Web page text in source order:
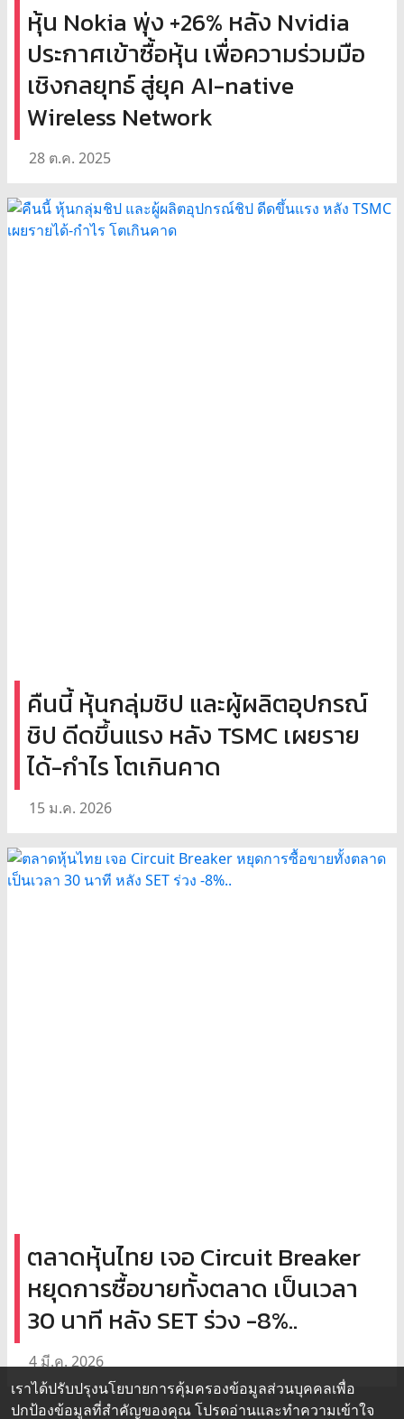
หุ้น Nokia พุ่ง +26% หลัง Nvidia
ประกาศเข้าซื้อหุ้น เพื่อความร่วมมือ
เชิงกลยุทธ์ สู่ยุค AI-native
Wireless Network
28 ต.ค. 2025
คืนนี้ หุ้นกลุ่มชิป และผู้ผลิตอุปกรณ์
ชิป ดีดขึ้นแรง หลัง TSMC เผยราย
ได้-กำไร โตเกินคาด
15 ม.ค. 2026
ตลาดหุ้นไทย เจอ Circuit Breaker
หยุดการซื้อขายทั้งตลาด เป็นเวลา
30 นาที หลัง SET ร่วง -8%..
4 มี.ค. 2026
เราได้ปรับปรุงนโยบายการคุ้มครองข้อมูลส่วนบุคคลเพื่อ
ปกป้องข้อมูลที่สำคัญของคุณ โปรดอ่านและทำความเข้าใจ